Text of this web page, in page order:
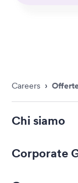
Careers ›
Chi siamo
Corporate